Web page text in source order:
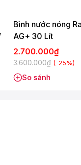
11.8kg
Bình nước nóng
AG+ 30 Lít
2.700.000₫
3.600.000₫ (-25%)
So sánh